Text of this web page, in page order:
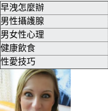
早洩怎麼辦
男性攝護腺
男女性心理
健康飲食
性愛技巧